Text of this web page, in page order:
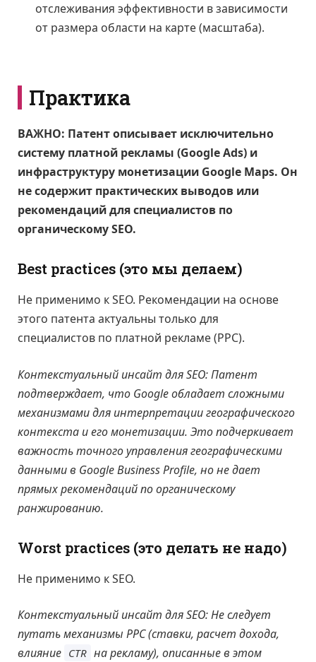
отслеживания эффективности в зависимости
от размера области на карте (масштаба).
Практика
ВАЖНО: Патент описывает исключительно
систему платной рекламы (Google Ads) и
инфраструктуру монетизации Google Maps. Он
не содержит практических выводов или
рекомендаций для специалистов по
органическому SEO.
Best practices (это мы делаем)
Не применимо к SEO. Рекомендации на основе
этого патента актуальны только для
специалистов по платной рекламе (PPC).
Контекстуальный инсайт для SEO: Патент
подтверждает, что Google обладает сложными
механизмами для интерпретации географического
контекста и его монетизации. Это подчеркивает
важность точного управления географическими
данными в Google Business Profile, но не дает
прямых рекомендаций по органическому
ранжированию.
Worst practices (это делать не надо)
Не применимо к SEO.
Контекстуальный инсайт для SEO: Не следует
путать механизмы PPC (ставки, расчет дохода,
влияние CTR на рекламу), описанные в этом